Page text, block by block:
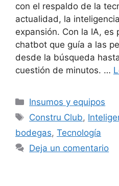
con el respaldo de la
actualidad, la
expansión. Con la IA, es
chatbot que guía a las
desde la búsqueda
cuestión de minutos. …
Categorías
Insumos y equipos
Etiquetas
Constru Club,
bodegas, Tecnología
Deja un comentario